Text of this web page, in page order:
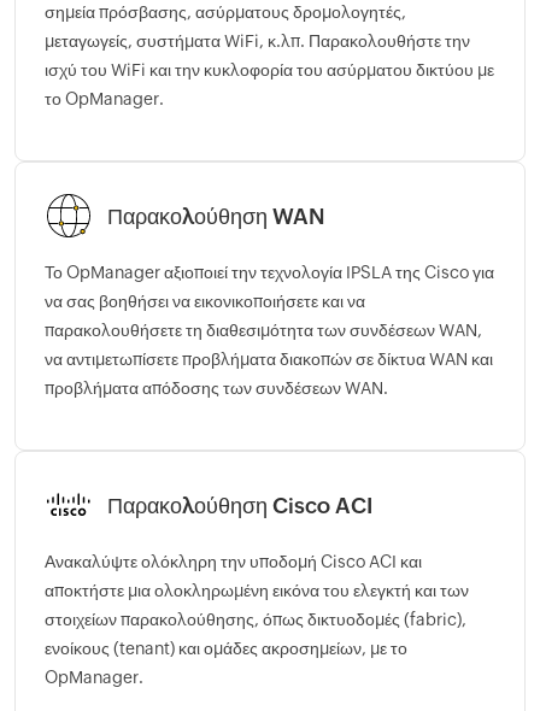
σημεία πρόσβασης, ασύρματους δρομολογητές,
μεταγωγείς, συστήματα WiFi, κ.λπ. Παρακολουθήστε την
ισχύ του WiFi και την κυκλοφορία του ασύρματου δικτύου με
το OpManager.
Παρακολούθηση WAN
Το OpManager αξιοποιεί την τεχνολογία IPSLA της Cisco για
να σας βοηθήσει να εικονικοποιήσετε και να
παρακολουθήσετε τη διαθεσιμότητα των συνδέσεων WAN,
να αντιμετωπίσετε προβλήματα διακοπών σε δίκτυα WAN και
προβλήματα απόδοσης των συνδέσεων WAN.
Παρακολούθηση Cisco ACI
Ανακαλύψτε ολόκληρη την υποδομή Cisco ACI και
αποκτήστε μια ολοκληρωμένη εικόνα του ελεγκτή και των
στοιχείων παρακολούθησης, όπως δικτυοδομές (fabric),
ενοίκους (tenant) και ομάδες ακροσημείων, με το
OpManager.